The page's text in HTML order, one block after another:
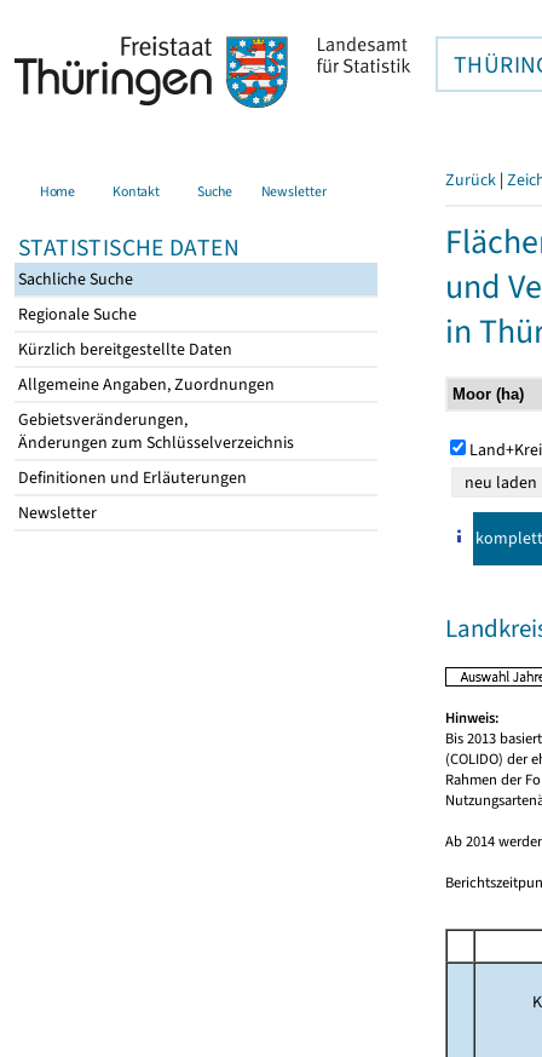
Home Kontakt Suche Newsletter
STATISTISCHE DATEN
Sachliche Suche
Regionale Suche
Kürzlich bereitgestellte Daten
Allgemeine Angaben, Zuordnungen
Gebietsveränderungen,
Änderungen zum Schlüsselverzeichnis
Definitionen und Erläuterungen
Newsletter
Zurück |
und
in
komplett
Hinweis:
Bis 2013
(COLIDO) der
Rahmen der
Ab 2014